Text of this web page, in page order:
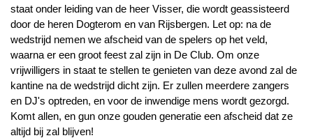
staat onder leiding van de heer Visser, die wordt geassisteerd
door de heren Dogterom en van Rijsbergen. Let op: na de
wedstrijd nemen we afscheid van de spelers op het veld,
waarna er een groot feest zal zijn in De Club. Om onze
vrijwilligers in staat te stellen te genieten van deze avond zal de
kantine na de wedstrijd dicht zijn. Er zullen meerdere zangers
en DJ's optreden, en voor de inwendige mens wordt gezorgd.
Komt allen, en gun onze gouden generatie een afscheid dat ze
altijd bij zal blijven!